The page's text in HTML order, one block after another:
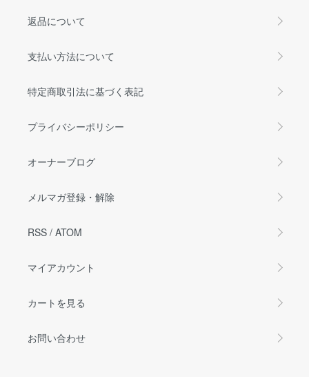
返品について
支払い方法について
特定商取引法に基づく表記
プライバシーポリシー
オーナーブログ
メルマガ登録・解除
RSS / ATOM
マイアカウント
カートを見る
お問い合わせ